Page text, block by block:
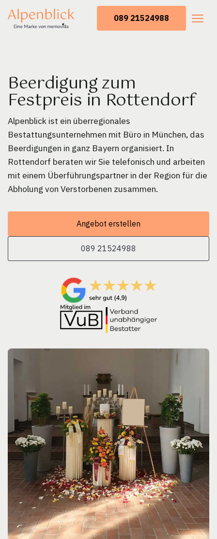
089 21524988
Beerdigung zum
Festpreis in Rottendorf
Alpenblick ist ein überregionales
Bestattungsunternehmen mit Büro in München, das
Beerdigungen in ganz Bayern organisiert. In
Rottendorf beraten wir Sie telefonisch und arbeiten
mit einem Überführungspartner in der Region für die
Abholung von Verstorbenen zusammen.
Angebot erstellen
089 21524988